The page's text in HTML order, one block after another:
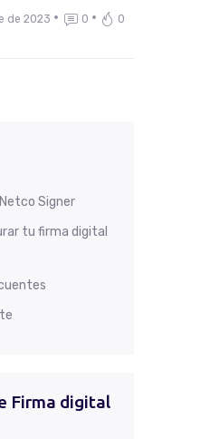
de 2023 0 0
Signer
tu firma digital
Firma digital